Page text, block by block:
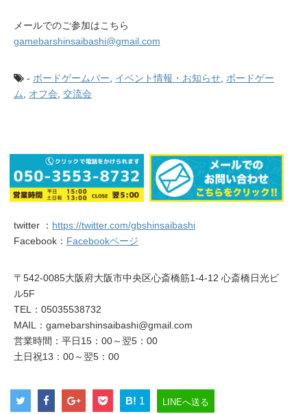
メールでのご参加はこちら
gamebarshinsaibashi@gmail.com
- ボードゲームバー, イベント情報・お知らせ, ボードゲー
ム, オフ会, 交流会
twitter ： https://twitter.com/gbshinsaibashi
Facebook： Facebookページ
〒542-0085大阪府大阪市中央区心斎橋筋1-4-12 心斎橋日光ビ
ル5F
TEL：05035538732
MAIL：gamebarshinsaibashi@gmail.com
営業時間：平日15：00～翌5：00
土日祝13：00～翌5：00
B! 1 LINEへ送る